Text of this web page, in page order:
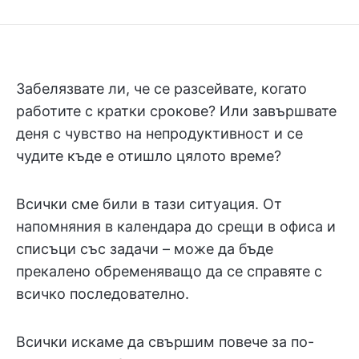
Забелязвате ли, че се разсейвате, когато
работите с кратки срокове? Или завършвате
деня с чувство на непродуктивност и се
чудите къде е отишло цялото време?
Всички сме били в тази ситуация. От
напомняния в календара до срещи в офиса и
списъци със задачи – може да бъде
прекалено обременяващо да се справяте с
всичко последователно.
Всички искаме да свършим повече за по-